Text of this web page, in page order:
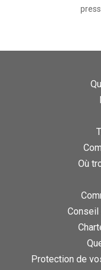
Où
Protection de